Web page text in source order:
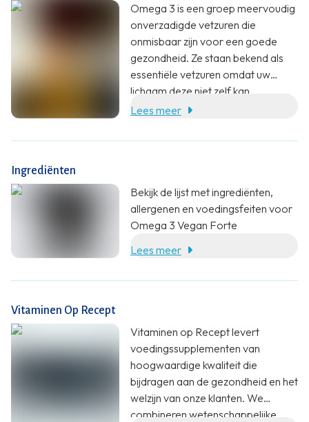
Omega 3 is een groep meervoudig
onverzadigde vetzuren die
onmisbaar zijn voor een goede
gezondheid. Ze staan bekend als
essentiële vetzuren omdat uw
lichaam deze niet zelf kan
aanmaken. Daarom is het
of supplementen binnen te krijgen.
bron van deze essentiële vetzuren.
Lees meer
Ingrediënten
Bekijk de lijst met ingrediënten,
allergenen en voedingsfeiten voor
Omega 3 Vegan Forte
Lees meer
Vitaminen Op Recept
Vitaminen op Recept levert
voedingssupplementen van
hoogwaardige kwaliteit die
bijdragen aan de gezondheid en het
welzijn van onze klanten. We
combineren wetenschappelijke